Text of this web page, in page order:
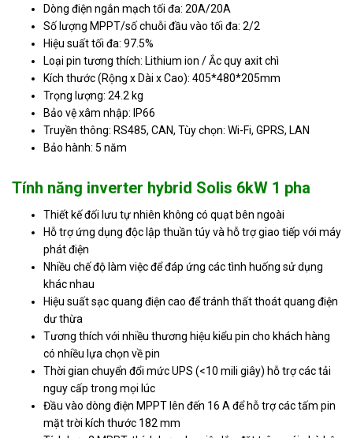
Dòng điện ngắn mạch tối đa: 20A/20A
Số lượng MPPT/số chuỗi đầu vào tối đa: 2/2
Hiệu suất tối đa: 97.5%
Loại pin tương thích: Lithium ion / Ắc quy axit chì
Kích thước (Rộng x Dài x Cao): 405*480*205mm
Trọng lượng: 24.2 kg
Bảo vệ xâm nhập: IP66
Truyền thông: RS485, CAN, Tùy chọn: Wi-Fi, GPRS, LAN
Bảo hành: 5 năm
Tính năng inverter hybrid Solis 6kW 1 pha
Thiết kế đối lưu tự nhiên không có quạt bên ngoài
Hỗ trợ ứng dụng độc lập thuần túy và hỗ trợ giao tiếp với máy
phát điện
Nhiều chế độ làm việc để đáp ứng các tình huống sử dụng
khác nhau
Hiệu suất sạc quang điện cao để tránh thất thoát quang điện
dư thừa
Tương thích với nhiều thương hiệu kiểu pin cho khách hàng
có nhiều lựa chọn về pin
Thời gian chuyển đổi mức UPS (<10 mili giây) hỗ trợ các tải
nguy cấp trong mọi lúc
Đầu vào dòng điện MPPT lên đến 16 A để hỗ trợ các tấm pin
mặt trời kích thước 182 mm